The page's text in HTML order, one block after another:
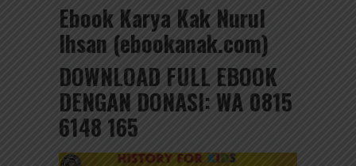
Ebook Karya Kak Nurul
Ihsan (ebookanak.com)
DOWNLOAD FULL EBOOK
DENGAN DONASI: WA 0815
6148 165